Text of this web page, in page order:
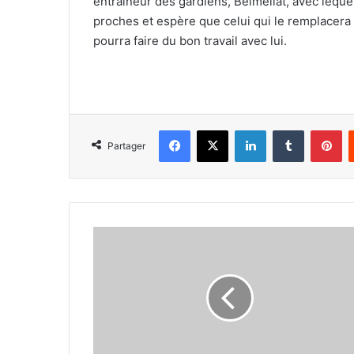
proches et espère que celui qui le
pourra faire du bon travail avec lui.
Partager
Facebook
X LinkedinTumblr